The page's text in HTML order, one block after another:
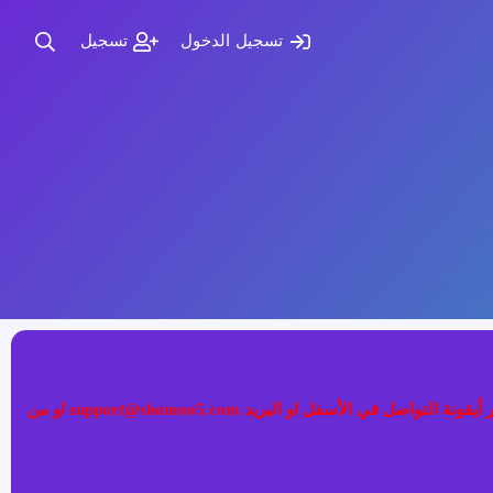
تسجيل الدخول تسجيل
إذا كنت تواجه مشكلة في تسجيل الدخول الى عضويتك فضلا قم بطلب تغيير كلمة المرور عبر (نسيت كلمة المرور) أو التواصل معنا عبر أيقونة التواصل في الأسفل او البريد support@shomoo5.com او من